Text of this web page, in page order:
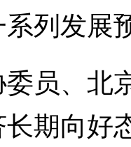
列发展
、北
期向好